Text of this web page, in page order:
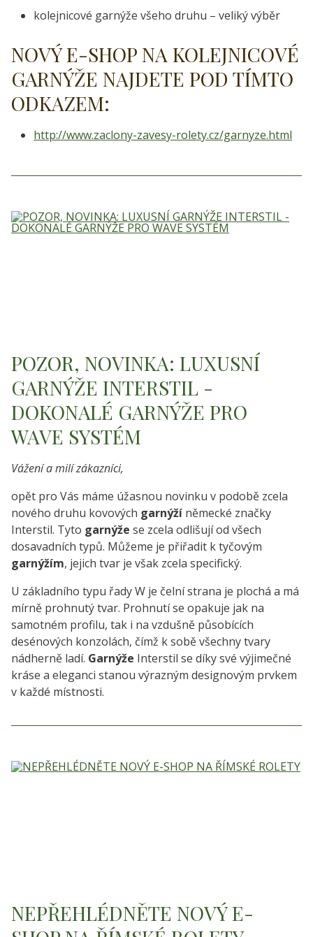
kolejnicové garnýže všeho druhu – veliký výběr
NOVÝ E-SHOP NA KOLEJNICOVÉ
GARNÝŽE NAJDETE POD TÍMTO
ODKAZEM:
http://www.zaclony-zavesy-rolety.cz/garnyze.html
POZOR, NOVINKA: LUXUSNÍ
GARNÝŽE INTERSTIL -
DOKONALÉ GARNÝŽE PRO
WAVE SYSTÉM
Vážení a milí zákazníci,
opět pro Vás máme úžasnou novinku v podobě zcela
nového druhu kovových garnýží německé značky
Interstil. Tyto garnýže se zcela odlišují od všech
dosavadních typů. Můžeme je přiřadit k tyčovým
garnýžím, jejich tvar je však zcela specifický.
U základního typu řady W je čelní strana je plochá a má
mírně prohnutý tvar. Prohnutí se opakuje jak na
samotném profilu, tak i na vzdušně působících
desénových konzolách, čímž k sobě všechny tvary
nádherně ladí. Garnýže Interstil se díky své výjimečné
kráse a eleganci stanou výrazným designovým prvkem
v každé místnosti.
NEPŘEHLÉDNĚTE NOVÝ E-